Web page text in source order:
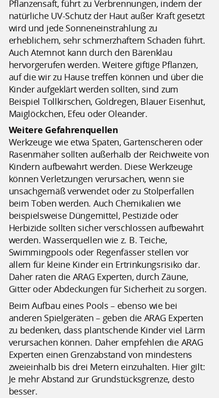
Pflanzensaft, führt zu Verbrennungen, indem der
natürliche UV-Schutz der Haut außer Kraft gesetzt
wird und jede Sonneneinstrahlung zu
erheblichem, sehr schmerzhaftem Schaden führt.
Auch Atemnot kann durch den Bärenklau
hervorgerufen werden. Weitere giftige Pflanzen,
auf die wir zu Hause treffen können und über die
Kinder aufgeklärt werden sollten, sind zum
Beispiel Tollkirschen, Goldregen, Blauer Eisenhut,
Maiglöckchen, Efeu oder Oleander.
Weitere Gefahrenquellen
Werkzeuge wie etwa Spaten, Gartenscheren oder
Rasenmäher sollten außerhalb der Reichweite von
Kindern aufbewahrt werden. Diese Werkzeuge
können Verletzungen verursachen, wenn sie
unsachgemäß verwendet oder zu Stolperfallen
beim Toben werden. Auch Chemikalien wie
beispielsweise Düngemittel, Pestizide oder
Herbizide sollten sicher verschlossen aufbewahrt
werden. Wasserquellen wie z. B. Teiche,
Swimmingpools oder Regenfässer stellen vor
allem für kleine Kinder ein Ertrinkungsrisiko dar.
Daher raten die ARAG Experten, durch Zäune,
Gitter oder Abdeckungen für Sicherheit zu sorgen.
Beim Aufbau eines Pools – ebenso wie bei
anderen Spielgeräten – geben die ARAG Experten
zu bedenken, dass plantschende Kinder viel Lärm
verursachen können. Daher empfehlen die ARAG
Experten einen Grenzabstand von mindestens
zweieinhalb bis drei Metern einzuhalten. Hier gilt:
Je mehr Abstand zur Grundstücksgrenze, desto
besser.